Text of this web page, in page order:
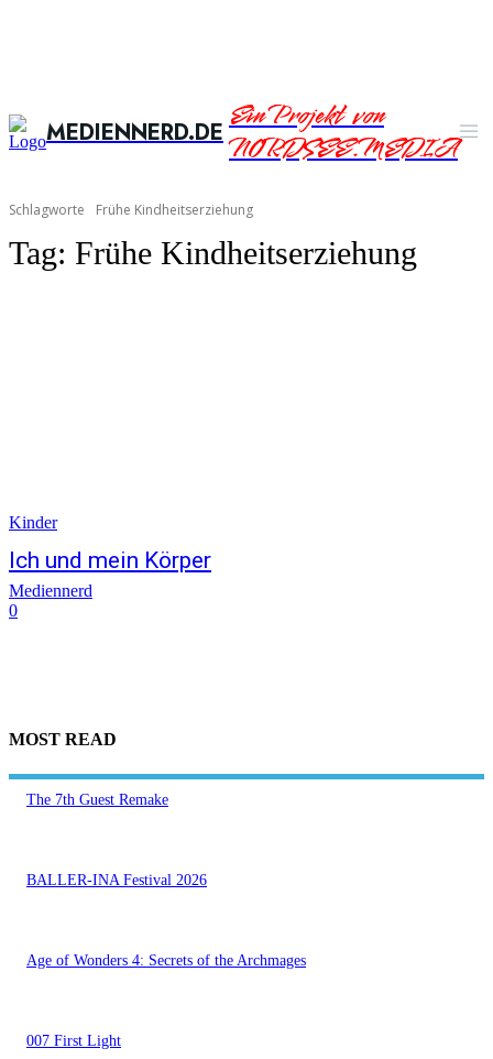
MEDIENNERD.DEEin Projekt von
NORDSEE.MEDIA
Schlagworte Frühe Kindheitserziehung
Tag: Frühe Kindheitserziehung
Kinder
Ich und mein Körper
Mediennerd
0
MOST READ
The 7th Guest Remake
BALLER-INA Festival 2026
Age of Wonders 4: Secrets of the Archmages
007 First Light